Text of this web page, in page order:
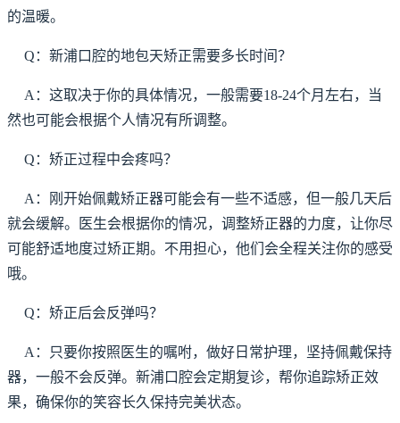
的温暖。
Q：新浦口腔的地包天矫正需要多长时间？
A：这取决于你的具体情况，一般需要18-24个月左右，当
然也可能会根据个人情况有所调整。
Q：矫正过程中会疼吗？
A：刚开始佩戴矫正器可能会有一些不适感，但一般几天后
就会缓解。医生会根据你的情况，调整矫正器的力度，让你尽
可能舒适地度过矫正期。不用担心，他们会全程关注你的感受
哦。
Q：矫正后会反弹吗？
A：只要你按照医生的嘱咐，做好日常护理，坚持佩戴保持
器，一般不会反弹。新浦口腔会定期复诊，帮你追踪矫正效
果，确保你的笑容长久保持完美状态。